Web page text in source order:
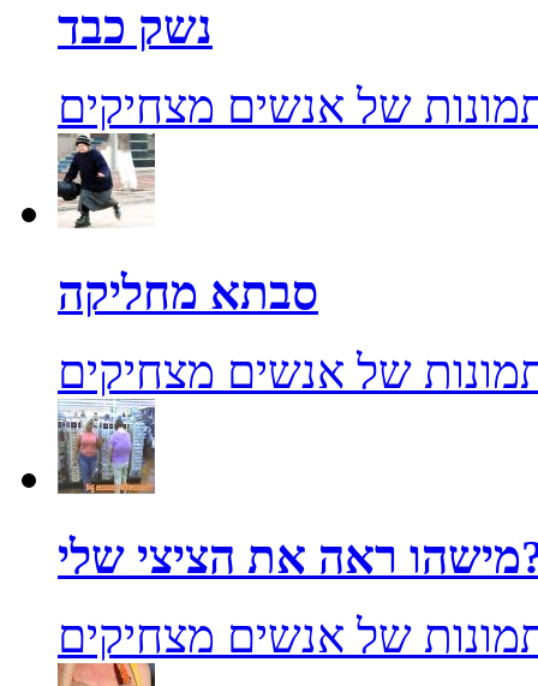
נשק כבד
של אנשים מצחיקים
סבתא מחליקה
של אנשים מצחיקים
שלי?
של אנשים מצחיקים